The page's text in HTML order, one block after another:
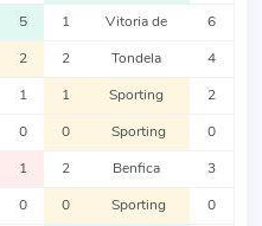
5 1 Vitoria de 6
2 2 Tondela 4
1 1 Sporting 2
0 0 Sporting 0
1 2 Benfica 3
0 0 Sporting 0